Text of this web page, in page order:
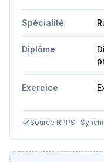
Spécialité
Diplôme
Exercice
Source RPPS ·